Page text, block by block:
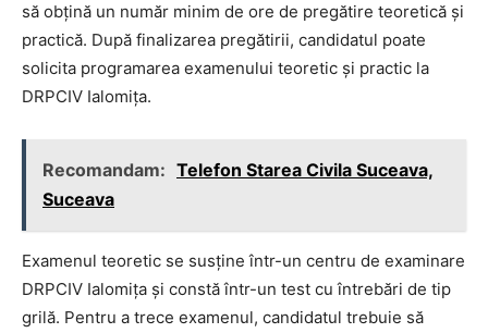
să obțină un număr minim de ore de pregătire teoretică și
practică. După finalizarea pregătirii, candidatul poate
solicita programarea examenului teoretic și practic la
DRPCIV Ialomița.
Recomandam: Telefon Starea Civila Suceava,
Suceava
Examenul teoretic se susține într-un centru de examinare
DRPCIV Ialomița și constă într-un test cu întrebări de tip
grilă. Pentru a trece examenul, candidatul trebuie să